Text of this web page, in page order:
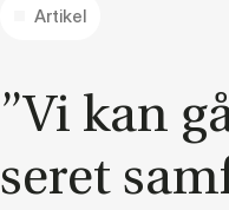
Artikel
”Vi kan
se­ret